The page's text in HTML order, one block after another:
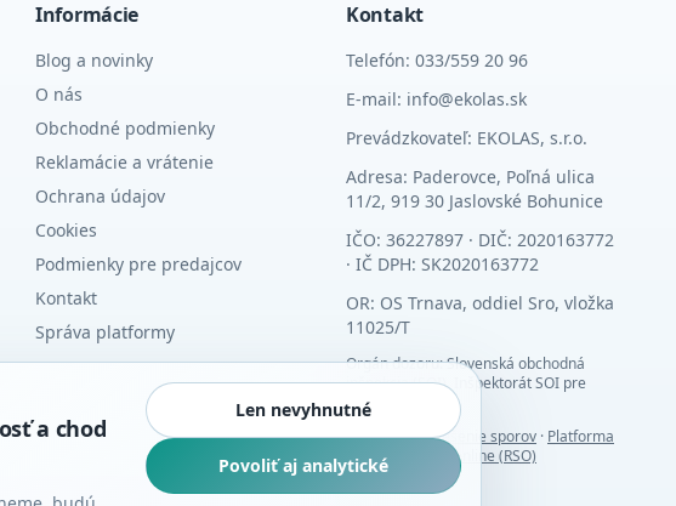
Informácie
Blog a novinky
O nás
Obchodné podmienky
Reklamácie a vrátenie
Ochrana údajov
Cookies
Podmienky pre predajcov
Kontakt
Správa platformy
Kontakt
Telefón: 033/559 20 96
E-mail: info@ekolas.sk
Prevádzkovateľ: EKOLAS, s.r.o.
Adresa: Paderovce, Poľná ulica
11/2, 919 30 Jaslovské Bohunice
IČO: 36227897 · DIČ: 2020163772
· IČ DPH: SK2020163772
OR: OS Trnava, oddiel Sro, vložka
11025/T
Orgán dozoru: Slovenská obchodná
inšpekcia (SOI), Inšpektorát SOI pre
Trnavský kraj
Alternatívne riešenie sporov · Platforma
riešenia sporov online (RSO)
a chod
Len nevyhnutné
Povoliť aj analytické